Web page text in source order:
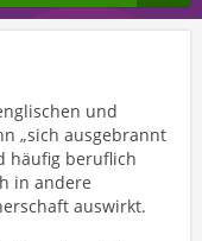
und
„sich ausgebrannt
häufig beruflich
in andere
auswirkt.